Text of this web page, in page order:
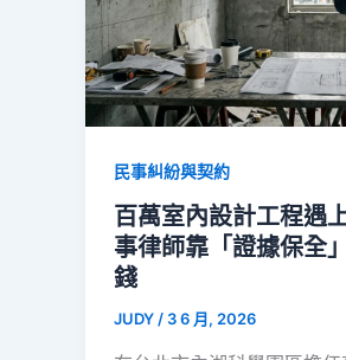
民事糾紛與契約
百萬室內設計工程遇
事律師靠「證據保全
錢
JUDY / 3 6 月, 2026